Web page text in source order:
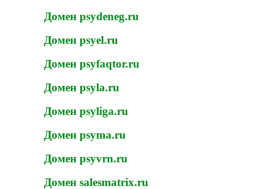
Домен psydeneg.ru
Домен psyel.ru
Домен psyfaqtor.ru
Домен psyla.ru
Домен psyliga.ru
Домен psyma.ru
Домен psyvrn.ru
Домен salesmatrix.ru